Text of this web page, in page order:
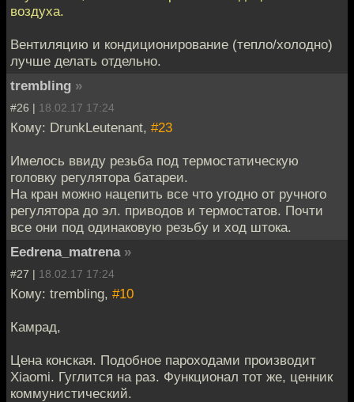
воздуха.
Вентиляцию и кондиционирование (тепло/холодно)
лучше делать отдельно.
trembling »
#26 | 18.02.17 17:24
Кому: DrunkLeutenant, #23
Имелось ввиду резьба под термостатическую
головку регулятора батареи.
На кран можно нацепить все что угодно от ручного
регулятора до эл. приводов и термостатов. Почти
все они под одинаковую резьбу и ход штока.
Eedrena_matrena »
#27 | 18.02.17 17:24
Кому: trembling, #10
Камрад,
Цена конская. Подобное пароходами производит
Xiaomi. Гуглится на раз. Функционал тот же, ценник
коммунистический.